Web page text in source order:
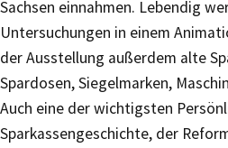
Sachsen einnahmen. Lebendig
Untersuchungen in einem
der Ausstellung außerdem alte
Spardosen, Siegelmarken,
Auch eine der wichtigsten
Sparkassengeschichte, der